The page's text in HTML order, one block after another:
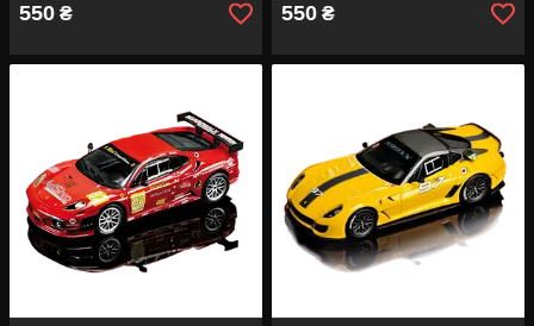
550 ₴ 550 ₴